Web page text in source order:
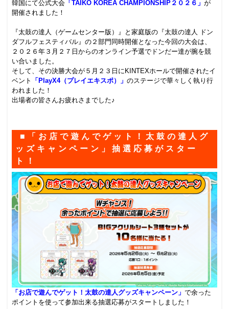
韓国にて公式大会 「TAIKO KOREA CHAMPIONSHIP２０２６」が
開催されました！
『太鼓の達人（ゲームセンター版）』と家庭版の『太鼓の達人 ドン
ダフルフェスティバル』の２部門同時開催となった今回の大会は、
２０２６年３月２７日からのオンライン予選でドンだー達が腕を競
い合いました。
そして、その決勝大会が５月２３日にKINTEXホールで開催されたイ
ベント
「PlayX4（プレイエキスポ）」のステージで華々しく執り行
われました！
出場者の皆さんお疲れさまでした♪
■「お店で遊んでゲット！太鼓の達人グ
ッズキャンペーン」抽選応募がスター
ト！
「お店で遊んでゲット！太鼓の達人グッズキャンペーン」で余った
ポイントを使って参加出来る抽選応募がスタートしました！